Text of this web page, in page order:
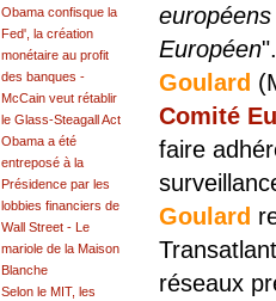
Européen
Goulard
Comité
faire
Goulard
réseaux
Obama confisque la
Fed', la création
monétaire au profit
des banques -
McCain veut rétablir
le Glass-Steagall Act
Obama a été
entreposé à la
Présidence par les
lobbies financiers de
Wall Street - Le
mariole de la Maison
Blanche
Selon le MIT, les